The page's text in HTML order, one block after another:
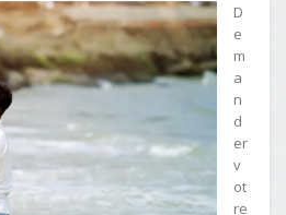
D
e
m
a
n
d
er
v
ot
re